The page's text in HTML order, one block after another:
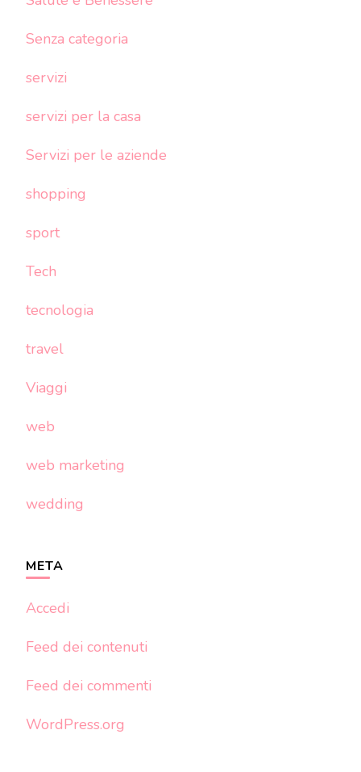
Senza categoria
servizi
servizi per la casa
Servizi per le aziende
shopping
sport
Tech
tecnologia
travel
Viaggi
web
web marketing
wedding
META
Accedi
Feed dei contenuti
Feed dei commenti
WordPress.org